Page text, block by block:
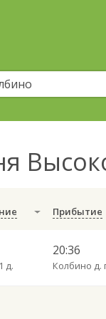
Прибытие
д.
20:36
Колбино д.